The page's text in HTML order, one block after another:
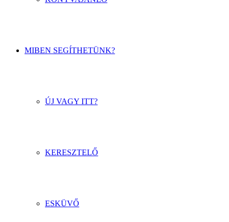
MIBEN SEGÍTHETÜNK?
ÚJ VAGY ITT?
KERESZTELŐ
ESKÜVŐ